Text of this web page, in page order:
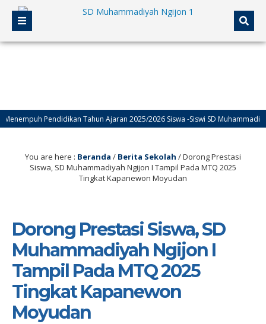
Pendidikan Tahun Ajaran 2025/2026 Siswa -Siswi SD Muhammadiyah
You are here : Beranda / Berita Sekolah /Dorong Prestasi
Siswa, SD Muhammadiyah Ngijon I Tampil Pada MTQ 2025
Tingkat Kapanewon Moyudan
Dorong Prestasi Siswa, SD
Muhammadiyah Ngijon I
Tampil Pada MTQ 2025
Tingkat Kapanewon
Moyudan